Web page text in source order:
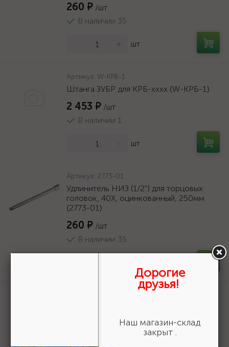
260 ₽ /шт
В наличии 35
+ шт
Артикул: W-КРБ-1
Штанга ЗУБР для КРБ-хххх {W-КРБ-1}
2 453 ₽ /шт
В наличии 1
шт
Артикул: 2773-01
Удлинитель НИЗ (1/2") для торцовых
головок, 40Х, оцинкованный, 250мм
{2773-01}
260 ₽ /шт
В наличии 35
подшипник, резина/металл, поворотное
колесо c тормозом, Профессионал
Дорогие
друзья!
Наш магазин-склад
закрыт .